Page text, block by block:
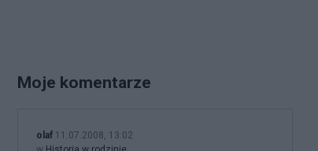
Moje komentarze
olaf 11.07.2008, 13:02